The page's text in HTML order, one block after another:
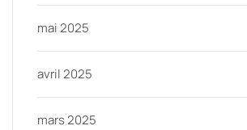
mai 2025
avril 2025
mars 2025